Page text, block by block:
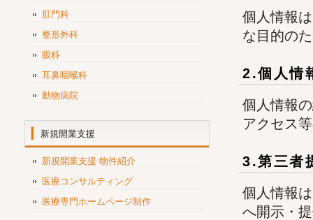
個人情報
な目的の
2.個人情
個人情報
アクセス
3.第三者
個人情報
へ開示・
肛門科
整形外科
眼科
耳鼻咽喉科
動物病院
新規開業支援
新規開業支援 物件紹介
医療コンサルティング
医療専門ホームページ制作